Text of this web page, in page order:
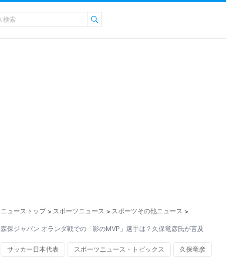
ニューストップ > スポーツニュース > スポーツその他ニュース >
森保ジャパン オランダ戦での「影のMVP」選手は？久保竜彦氏が言及
サッカー日本代表 スポーツニュース・トピックス 久保竜彦